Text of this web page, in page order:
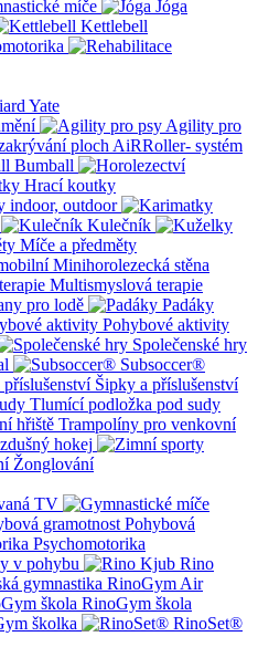
míče
Jóga
Kettlebell
Yate
Agility pro
AiRRoller- systém
Bumball
Hrací koutky
indoor, outdoor
Kulečník
Míče a předměty
Minihorolezecká stěna
Multismyslová terapie
pro lodě
Padáky
Pohybové aktivity
Společenské hry
Subsoccer®
Šipky a příslušenství
Tlumící podložka pod sudy
Trampolíny pro venkovní
hokej
Žonglování
TV
Pohybová
Psychomotorika
v pohybu
Rino
RinoGym Air
RinoGym škola
školka
RinoSet®